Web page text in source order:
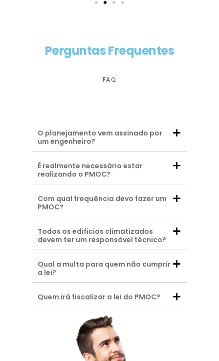
Perguntas Frequentes
FAQ
O planejamento vem assinado por
um engenheiro?
É realmente necessário estar
realizando o PMOC?
Com qual frequência devo fazer um
PMOC?
Todos os edificios climatizados
devem ter um responsável técnico?
Qual a multa para quem não cumprir
a lei?
Quem irá fiscalizar a lei do PMOC?